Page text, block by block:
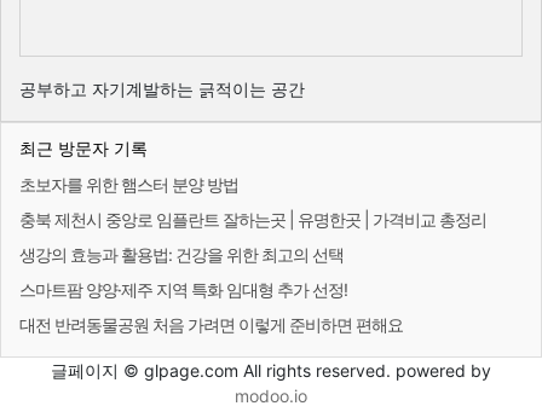
공부하고 자기계발하는 긁적이는 공간
최근 방문자 기록
초보자를 위한 햄스터 분양 방법
충북 제천시 중앙로 임플란트 잘하는곳 | 유명한곳 | 가격비교 총정리
생강의 효능과 활용법: 건강을 위한 최고의 선택
스마트팜 양양·제주 지역 특화 임대형 추가 선정!
대전 반려동물공원 처음 가려면 이렇게 준비하면 편해요
글페이지 © glpage.com All rights reserved. powered by
modoo.io